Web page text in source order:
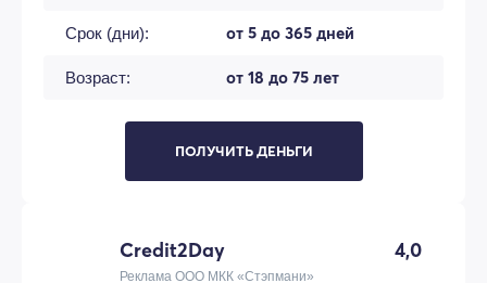
Срок (дни): от 5 до 365 дней
Возраст: от 18 до 75 лет
ПОЛУЧИТЬ ДЕНЬГИ
Credit2Day 4,0
Реклама ООО МКК «Стэпмани»